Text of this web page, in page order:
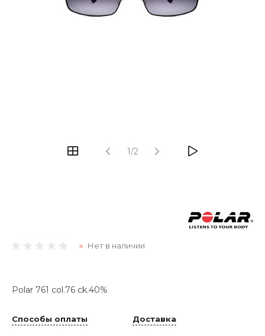
1/2
Нет в наличии
Polar 761 col.76 ck.40%
Способы оплаты Доставка